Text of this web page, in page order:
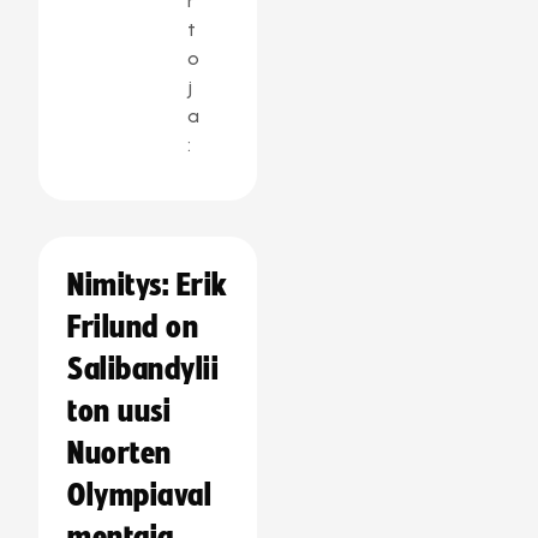
t
o
j
a
:
Nimitys: Erik
Frilund on
Salibandylii
ton uusi
Nuorten
Olympiaval